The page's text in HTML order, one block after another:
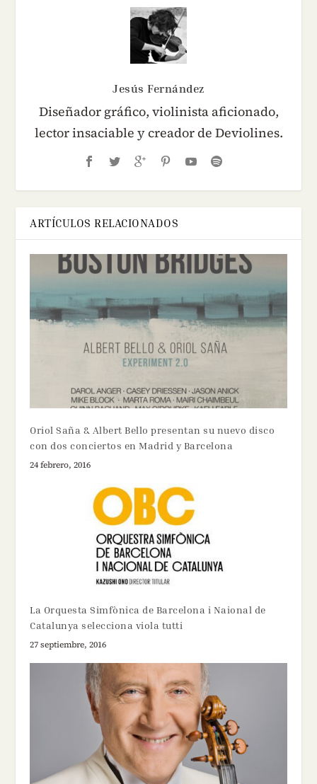
Jesús Fernández
Diseñador gráfico, violinista aficionado,
lector insaciable y creador de Deviolines.
ARTÍCULOS RELACIONADOS
Oriol Saña & Albert Bello presentan su nuevo disco
con dos conciertos en Madrid y Barcelona
24 febrero, 2016
La Orquesta Simfònica de Barcelona i Naional de
Catalunya selecciona viola tutti
27 septiembre, 2016